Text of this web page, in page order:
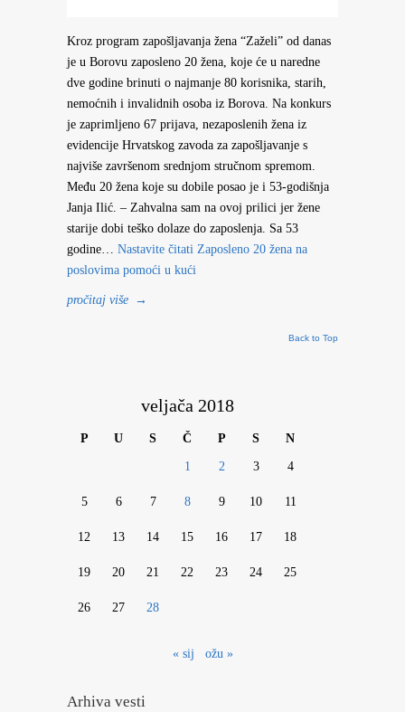
Kroz program zapošljavanja žena “Zaželi” od danas
je u Borovu zaposleno 20 žena, koje će u naredne
dve godine brinuti o najmanje 80 korisnika, starih,
nemoćnih i invalidnih osoba iz Borova. Na konkurs
je zaprimljeno 67 prijava, nezaposlenih žena iz
evidencije Hrvatskog zavoda za zapošljavanje s
najviše završenom srednjom stručnom spremom.
Među 20 žena koje su dobile posao je i 53-godišnja
Janja Ilić. – Zahvalna sam na ovoj prilici jer žene
starije dobi teško dolaze do zaposlenja. Sa 53
godine… Nastavite čitati Zaposleno 20 žena na
poslovima pomoći u kući
pročitaj više →
Back to Top
veljača 2018
P U S Č P S N
1 2 3 4
5 6 7 8 9 10 11
12 13 14 15 16 17 18
19 20 21 22 23 24 25
26 27 28
« sij ožu »
Arhiva vesti